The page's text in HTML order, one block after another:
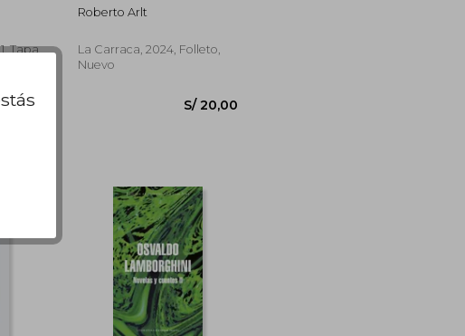
Tapa
S/ 101,41
S/ 60,85
Roberto Arlt
La Carraca, 2024, Folleto,
Nuevo